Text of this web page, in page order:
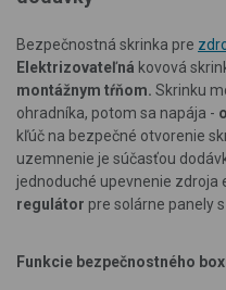
Bezpečnostná skrinka pre
Elektrizovateľná kovová
montážnym tŕňom. Skrinku
ohradníka, potom sa napája -
kľúč na bezpečné otvorenie
uzemnenie je súčasťou
jednoduché upevnenie zdroja
regulátor pre solárne panely
Funkcie bezpečnostného